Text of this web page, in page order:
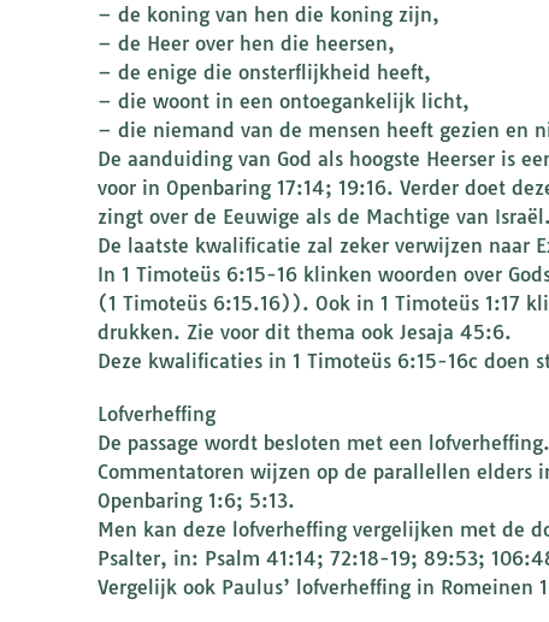
– de koning van hen die koning zijn,
– de Heer over hen die heersen,
– de enige die onsterflijkheid heeft,
– die woont in een ontoegankelijk licht,
– die niemand van de mensen heeft gezien en
De aanduiding van God als hoogste Heerser is
voor in Openbaring 17:14; 19:16. Verder doet
zingt over de Eeuwige als de Machtige van Israël.
De laatste kwalificatie zal zeker verwijzen naar
In 1 Timoteüs 6:15-16 klinken woorden over
(1 Timoteüs 6:15.16)). Ook in 1 Timoteüs 1:17
drukken. Zie voor dit thema ook Jesaja 45:6.
Deze kwalificaties in 1 Timoteüs 6:15-16c doen
Lofverheffing
De passage wordt besloten met een
Commentatoren wijzen op de parallellen elders
Openbaring 1:6; 5:13.
Men kan deze lofverheffing vergelijken met de
Psalter, in: Psalm 41:14; 72:18-19; 89:53;
Vergelijk ook Paulus’ lofverheffing in Romeinen